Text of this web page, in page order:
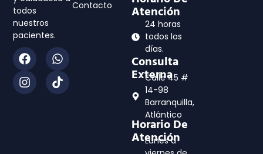
todos
nuestros
pacientes.
Contacto
Atención
24 horas
todos los
días.
Consulta
Externa
Calle 45 #
14-98
Barranquilla,
Atlántico
Horario De
Atención
Lunes a